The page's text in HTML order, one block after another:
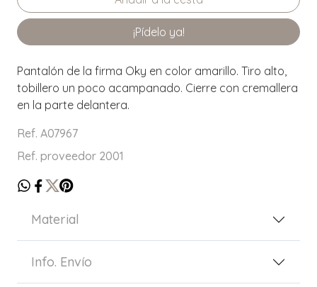
¡Pídelo ya!
Pantalón de la firma Oky en color amarillo. Tiro alto,
tobillero un poco acampanado. Cierre con cremallera
en la parte delantera.
Ref. A07967
Ref. proveedor 2001
Material
Info. Envío